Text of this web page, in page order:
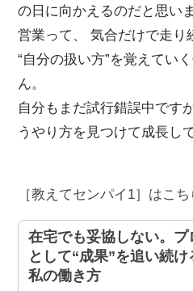
の日に向かえるのだと思いま
営業って、 気合だけで走り
“自分の扱い方”を覚えてい
ん。
自分もまだ試行錯誤中です
うやり方を見つけて成長し
［教えてセンパイ1］はこち
在宅でも妥協しない。プ
として“成果”を追い続け
私の働き方